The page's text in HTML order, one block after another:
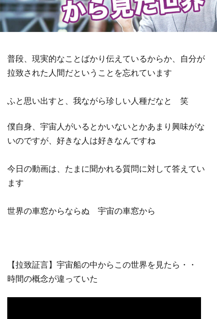
普段、現実的なことばかり伝えているからか、自分が
拉致された人間だということを忘れています
ふと思い出すと、我ながら珍しい人種だなと 笑
僕自身、宇宙人がいるとかいないとかあまり興味がな
いのですが、好きな人は好きなんですね
今日の動画は、たまに聞かれる質問に対して答えてい
ます
世界の車窓からならぬ 宇宙の車窓から
【拉致証言】宇宙船の中からこの世界を見たら・・
時間の概念が違っていた
鎮魂
非二元